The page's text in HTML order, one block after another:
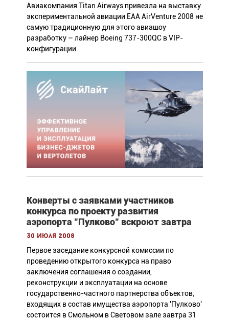
Авиакомпания Titan Airways привезла на выставку
экспериментальной авиации ЕАА AirVenture 2008 не
самую традиционную для этого авиашоу
разработку – лайнер Boeing 737-300QC в VIP-
конфигурации.
Конверты с заявками участников
конкурса по проекту развития
аэропорта "Пулково" вскроют завтра
30 июля 2008
Первое заседание конкурсной комиссии по
проведению открытого конкурса на право
заключения соглашения о создании,
реконструкции и эксплуатации на основе
государственно-частного партнерства объектов,
входящих в состав имущества аэропорта 'Пулково'
состоится в Смольном в Световом зале завтра 31